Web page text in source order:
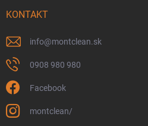
KONTAKT
info@montclean.sk
0908 980 980
Facebook
montclean/